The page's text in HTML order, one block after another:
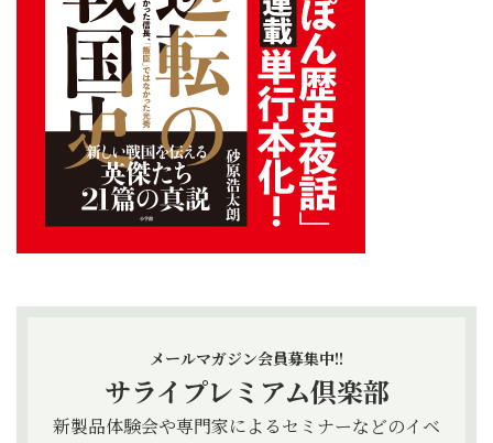
メールマガジン会員募集中!!
サライプレミアム倶楽部
新製品体験会や専門家によるセミナーなどのイベ